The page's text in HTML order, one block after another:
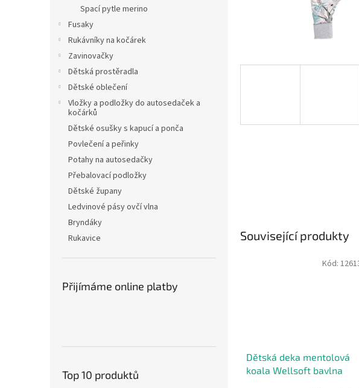
Spací pytle merino
Fusaky
Rukávníky na kočárek
Zavinovačky
Dětská prostěradla
Dětské oblečení
Vložky a podložky do autosedaček a
kočárků
Dětské osušky s kapucí a ponča
Povlečení a peřinky
Potahy na autosedačky
Přebalovací podložky
Dětské župany
Ledvinové pásy ovčí vlna
Bryndáky
Rukavice
Přijímáme online platby
Top 10 produktů
Související produkty
Dětská deka mentolová
koala Wellsoft bavlna
Kód: